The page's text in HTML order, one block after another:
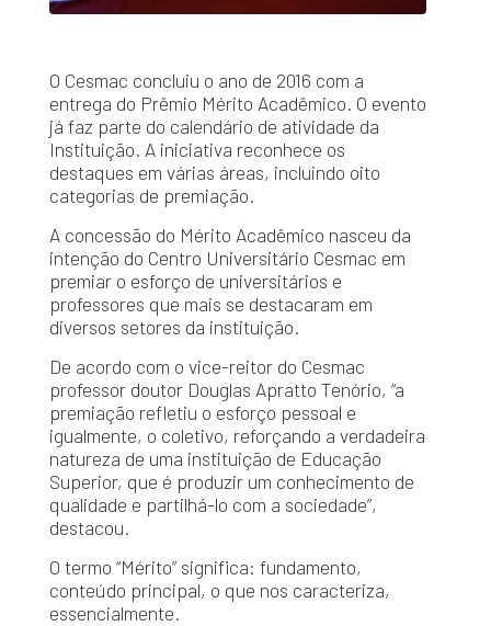
O Cesmac concluiu o ano de 2016 com a
entrega do Prêmio Mérito Acadêmico. O evento
já faz parte do calendário de atividade da
Instituição. A iniciativa reconhece os
destaques em várias áreas, incluindo oito
categorias de premiação.
A concessão do Mérito Acadêmico nasceu da
intenção do Centro Universitário Cesmac em
premiar o esforço de universitários e
professores que mais se destacaram em
diversos setores da instituição.
De acordo com o vice-reitor do Cesmac
professor doutor Douglas Apratto Tenório, “a
premiação refletiu o esforço pessoal e
igualmente, o coletivo, reforçando a verdadeira
natureza de uma instituição de Educação
Superior, que é produzir um conhecimento de
qualidade e partilhá-lo com a sociedade”,
destacou.
O termo “Mérito” significa: fundamento,
conteúdo principal, o que nos caracteriza,
essencialmente.